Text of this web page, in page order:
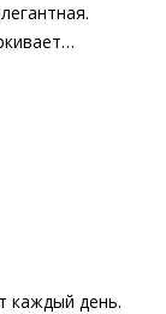
классический
каблук
на пятке в
комфортной
из
а потому
качеством
каждый день.